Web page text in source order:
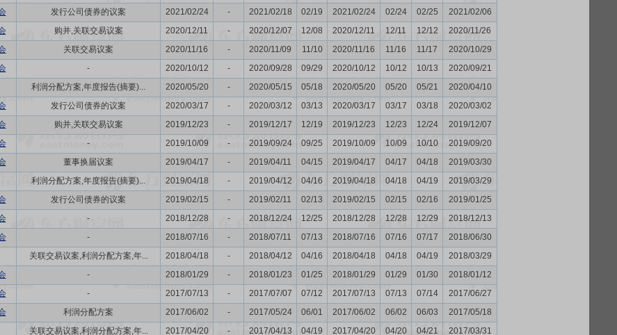
发行公司债券的议案 2021/02/24 - 2021/02/18 02/19 2021/02/24 02/24 02/25
2021/02/06
购并,关联交易议案 2020/12/11 - 2020/12/07 12/08 2020/12/11 12/11 12/12
2020/11/26
关联交易议案 2020/11/16 - 2020/11/09 11/10 2020/11/16 11/16 11/17
2020/10/29
- 2020/10/12 - 2020/09/28 09/29 2020/10/12 10/12 10/13
2020/09/21
利润分配方案,年度报告(摘要)... 2020/05/20 - 2020/05/15 05/18 2020/05/20 05/20 05/21
2020/04/10
发行公司债券的议案 2020/03/17 - 2020/03/12 03/13 2020/03/17 03/17 03/18
2020/03/02
购并,关联交易议案 2019/12/23 - 2019/12/17 12/19 2019/12/23 12/23 12/24
2019/12/07
- 2019/10/09 - 2019/09/24 09/25 2019/10/09 10/09 10/10
2019/09/20
董事换届议案 2019/04/17 - 2019/04/11 04/15 2019/04/17 04/17 04/18
2019/03/30
利润分配方案,年度报告(摘要)... 2019/04/18 - 2019/04/12 04/16 2019/04/18 04/18 04/19
2019/03/29
发行公司债券的议案 2019/02/15 - 2019/02/11 02/13 2019/02/15 02/15 02/16
2019/01/25
- 2018/12/28 - 2018/12/24 12/25 2018/12/28 12/28 12/29
2018/12/13
- 2018/07/16 - 2018/07/11 07/13 2018/07/16 07/16 07/17
2018/06/30
关联交易议案,利润分配方案,年... 2018/04/18 - 2018/04/12 04/16 2018/04/18 04/18 04/19
2018/03/29
- 2018/01/29 - 2018/01/23 01/25 2018/01/29 01/29 01/30
2018/01/12
- 2017/07/13 - 2017/07/07 07/12 2017/07/13 07/13 07/14
2017/06/27
利润分配方案 2017/06/02 - 2017/05/24 06/01 2017/06/02 06/02 06/03
2017/05/18
关联交易议案,利润分配方案,年... 2017/04/20 - 2017/04/13 04/19 2017/04/20 04/20 04/21
2017/03/31